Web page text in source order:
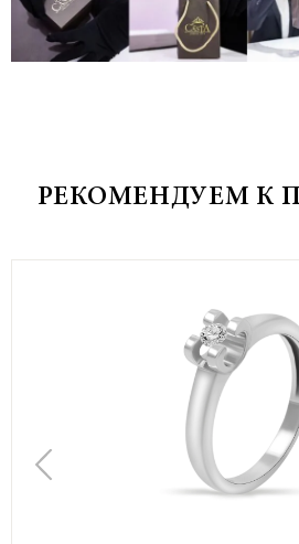
РЕКОМЕНДУЕМ К